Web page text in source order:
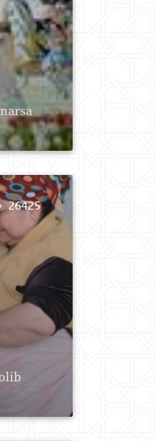
26425